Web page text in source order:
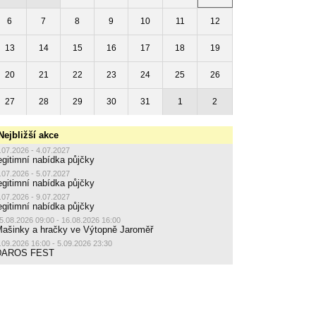
6 7 8 9 10 11 12
13 14 15 16 17 18 19
20 21 22 23 24 25 26
27 28 29 30 31 1 2
Nejbližší akce
- 4.07.2027
nabídka půjčky
- 5.07.2027
nabídka půjčky
- 9.07.2027
nabídka půjčky
09:00 - 16.08.2026 16:00
a hračky ve Výtopně Jaroměř
16:00 - 5.09.2026 23:30
FEST